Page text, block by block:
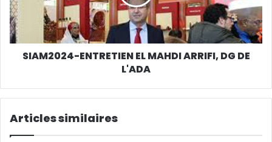
SIAM2024-ENTRETIEN EL MAHDI ARRIFI, DG DE
L'ADA
Articles similaires